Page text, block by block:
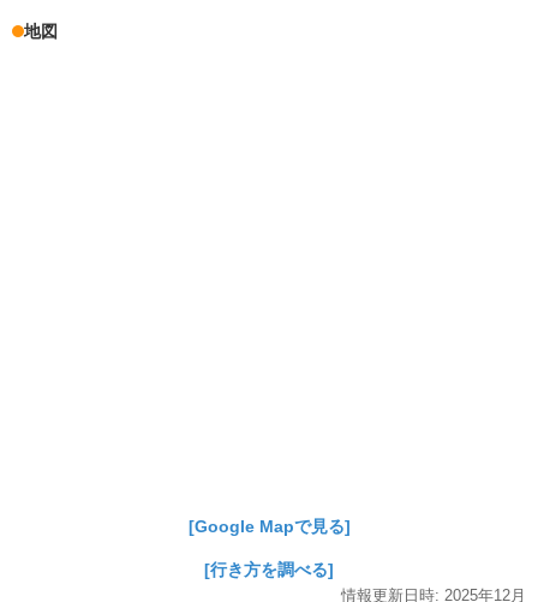
地図
[Google Mapで見る]
[行き方を調べる]
情報更新日時: 2025年12月